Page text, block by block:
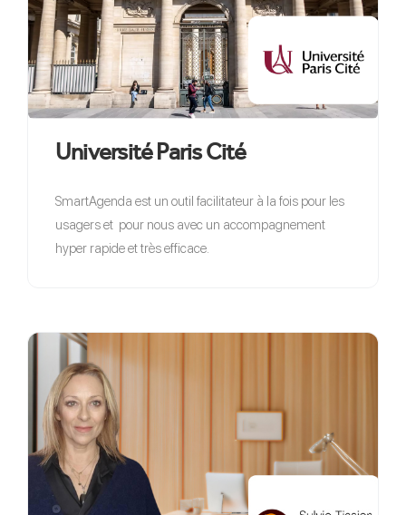
Université Paris Cité
SmartAgenda est un outil facilitateur à la fois pour les
usagers et pour nous avec un accompagnement
hyper rapide et très efficace.